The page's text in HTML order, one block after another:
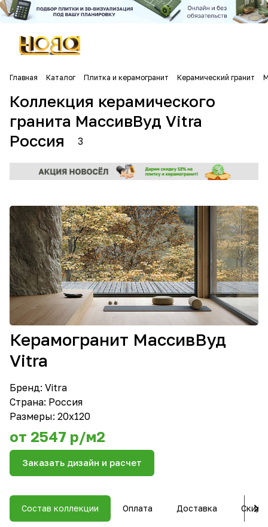
Главная Каталог Плитка и керамогранит Керамический гранит
Коллекция керамического
гранита МассивВуд Vitra
Россия
3
Керамогранит МассивВуд
Vitra
Бренд: Vitra
Страна: Россия
Размеры: 20х120
от 2547 р/м2
Заказать дизайн и расчет
Состав коллекции Оплата Доставка